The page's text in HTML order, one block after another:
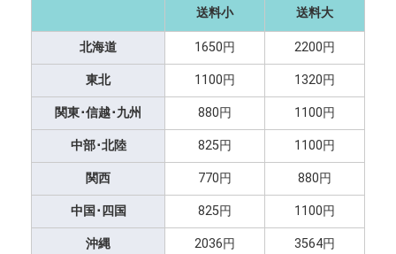
送料小
送料大
北海道 1650円 2200円
東北 1100円 1320円
関東･信越･九州 880円 1100円
中部･北陸 825円 1100円
関西 770円 880円
中国･四国 825円 1100円
沖縄 2036円 3564円